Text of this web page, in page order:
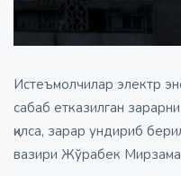
Истеъмолчилар электр
сабаб етказилган
қилса, зарар ундириб
вазири Жўрабек